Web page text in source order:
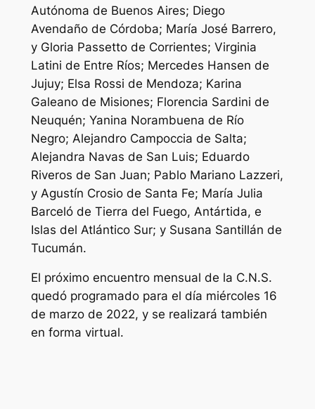
Autónoma de Buenos Aires; Diego
Avendaño de Córdoba; María José Barrero,
y Gloria Passetto de Corrientes; Virginia
Latini de Entre Ríos; Mercedes Hansen de
Jujuy; Elsa Rossi de Mendoza; Karina
Galeano de Misiones; Florencia Sardini de
Neuquén; Yanina Norambuena de Río
Negro; Alejandro Campoccia de Salta;
Alejandra Navas de San Luis; Eduardo
Riveros de San Juan; Pablo Mariano Lazzeri,
y Agustín Crosio de Santa Fe; María Julia
Barceló de Tierra del Fuego, Antártida, e
Islas del Atlántico Sur; y Susana Santillán de
Tucumán.
El próximo encuentro mensual de la C.N.S.
quedó programado para el día miércoles 16
de marzo de 2022, y se realizará también
en forma virtual.